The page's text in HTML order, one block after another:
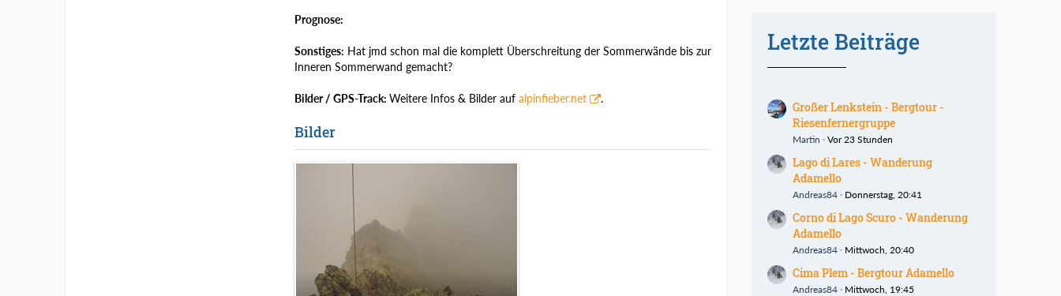
Prognose:
Sonstiges: Hat jmd schon mal die komplett Überschreitung der Sommerwände bis zur
Inneren Sommerwand gemacht?
Bilder / GPS-Track: Weitere Infos & Bilder auf alpinfieber.net .
Bilder
Letzte Beiträge
Großer Lenkstein - Bergtour -
Riesenfernergruppe
Martin Vor 23 Stunden
Lago di Lares - Wanderung
Adamello
Andreas84 Donnerstag, 20:41
Corno di Lago Scuro - Wanderung
Adamello
Andreas84 Mittwoch, 20:40
Cima Plem - Bergtour Adamello
Andreas84 Mittwoch, 19:45